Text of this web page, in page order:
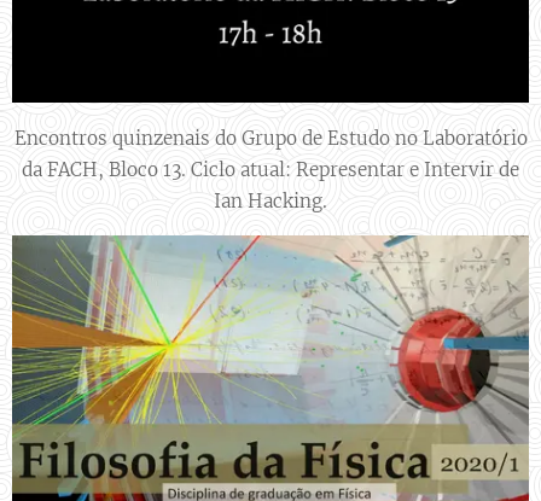
Encontros quinzenais do Grupo de Estudo no Laboratório
da FACH, Bloco 13. Ciclo atual: Representar e Intervir de
Ian Hacking.